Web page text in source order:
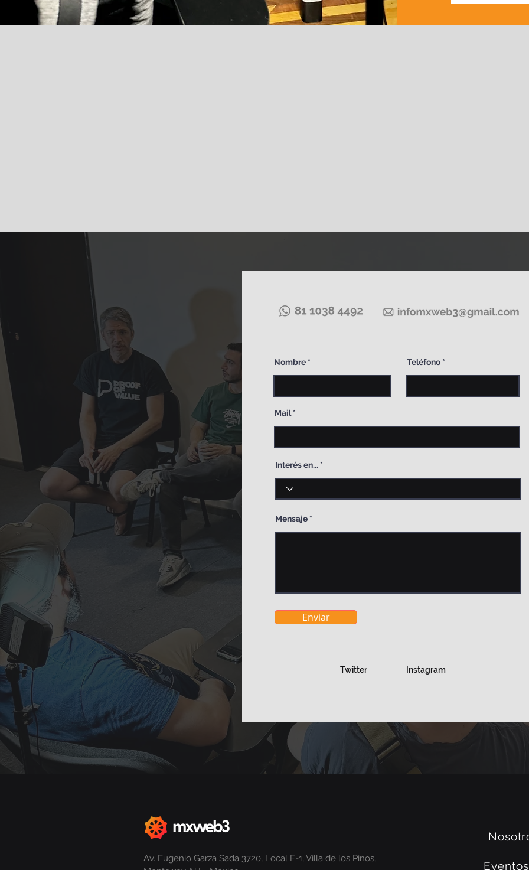
Nombre Teléfono
Mail
Interés en...
Mensaje
Enviar
Twitter Instagram
Av. Eugenio Garza Sada 3720, Local F-1, Villa de los Pinos,